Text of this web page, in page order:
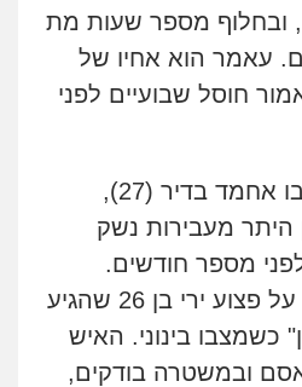
עאמר (55), ובחלוף מספר שעות מת
עאמר הוא אחיו של
חוסל שבועיים לפני
ב-2 במאי נורה ברכבו אחמד בדיר (27),
מעבירות נשק
מספר חודשים.
למחרת הרצח, דווח על פצוע ירי בן 26 שהגיע
כשמצבו בינוני. האיש
ובמשטרה בודקים,